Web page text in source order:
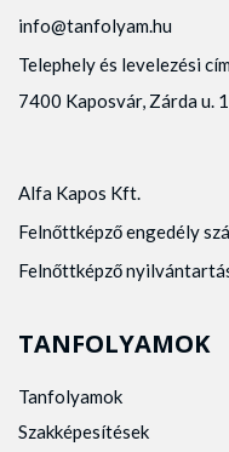
info@tanfolyam.hu
Telephely és levelezési
7400 Kaposvár, Zárda u.
Alfa Kapos Kft.
Felnőttképző engedély
Felnőttképző
TANFOLYAMOK
Tanfolyamok
Szakképesítések